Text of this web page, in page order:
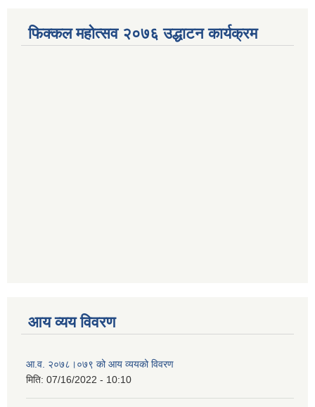
फिक्कल महोत्सव २०७६ उद्धाटन कार्यक्रम
आय व्यय विवरण
आ.व. २०७८।०७९ को आय व्ययको विवरण
मिति: 07/16/2022 - 10:10